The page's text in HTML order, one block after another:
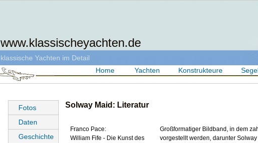
www.klassischeyachten.de
klassische Yachten im Detail
Home
Yachten Konstrukteure
Fotos
Daten
Geschichte
Solway Maid: Literatur
Franco Pace:
William Fife - Die Kunst des
Großformatiger Bildband, in dem
vorgestellt werden, darunter